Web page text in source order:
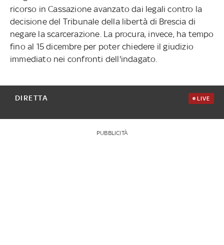
ricorso in Cassazione avanzato dai legali contro la
decisione del Tribunale della libertà di Brescia di
negare la scarcerazione. La procura, invece, ha tempo
fino al 15 dicembre per poter chiedere il giudizio
immediato nei confronti dell'indagato.
DIRETTA LIVE
PUBBLICITÀ